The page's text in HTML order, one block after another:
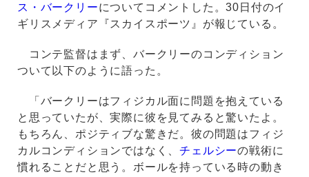
ス・バークリーについてコメントした。30日付のイ
ギリスメディア『スカイスポーツ』が報じている。
コンテ監督はまず、バークリーのコンディション
ついて以下のように語った。
「バークリーはフィジカル面に問題を抱えている
と思っていたが、実際に彼を見てみると驚いたよ。
もちろん、ポジティブな驚きだ。彼の問題はフィジ
カルコンディションではなく、チェルシーの戦術に
慣れることだと思う。ボールを持っている時の動き